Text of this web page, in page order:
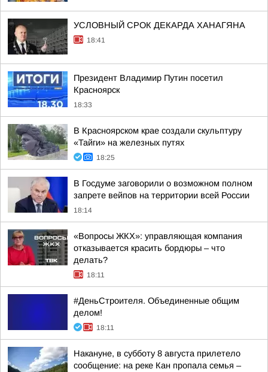
УСЛОВНЫЙ СРОК ДЕКАРДА ХАНАГЯНА
18:41
Президент Владимир Путин посетил
Красноярск
18:33
В Красноярском крае создали скульптуру
«Тайги» на железных путях
18:25
В Госдуме заговорили о возможном полном
запрете вейпов на территории всей России
18:14
«Вопросы ЖКХ»: управляющая компания
отказывается красить бордюры – что
делать?
18:11
#ДеньСтроителя. Объединенные общим
делом!
18:11
Накануне, в субботу 8 августа прилетело
сообщение: на реке Кан пропала семья –